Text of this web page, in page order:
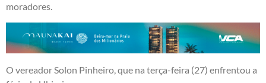
moradores.
O vereador Solon Pinheiro, que na terça-feira (27) enfrentou a